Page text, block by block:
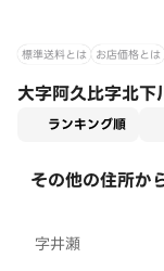
標準送料とは お店価格とは
大字阿久比字北
ランキング順
その他の住所か
字井瀬